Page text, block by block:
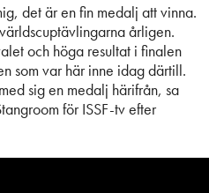
det är en fin medalj att vinna.
årligen.
och höga resultat i finalen
som var här inne idag därtill.
sig en medalj härifrån, sa
för ISSF-tv efter